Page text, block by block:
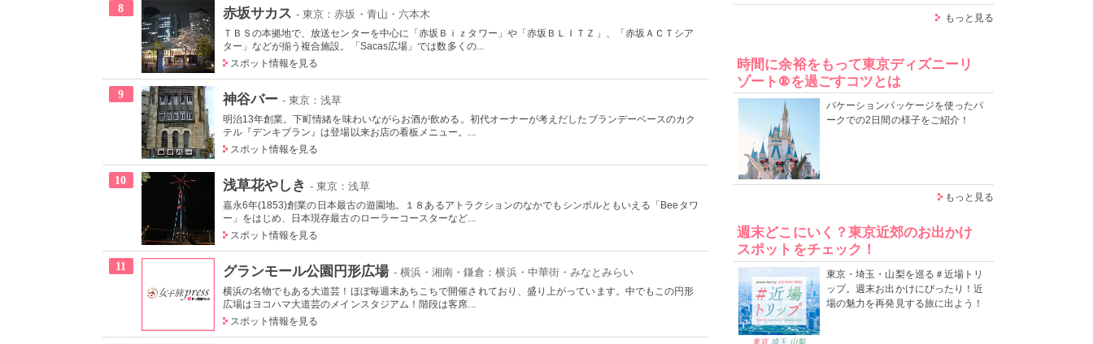
8 赤坂サカス - 東京：赤坂・青山・六本木
ＴＢＳの本拠地で、放送センターを中心に「赤坂Ｂｉｚタワー」や「赤坂ＢＬＩＴＺ」、「赤坂ＡＣＴシア
ター」などが揃う複合施設。「Sacas広場」では数多くの...
スポット情報を見る
9 神谷バー - 東京：浅草
明治13年創業。下町情緒を味わいながらお酒が飲める。初代オーナーが考えだしたブランデーベースのカク
テル『デンキブラン』は登場以来お店の看板メニュー。...
スポット情報を見る
10 浅草花やしき - 東京：浅草
嘉永6年(1853)創業の日本最古の遊園地。１８あるアトラクションのなかでもシンボルともいえる「Beeタワ
ー」をはじめ、日本現存最古のローラーコースターなど...
スポット情報を見る
11 グランモール公園円形広場 - 横浜・湘南・鎌倉：横浜・中華街・みなとみらい
横浜の名物でもある大道芸！ほぼ毎週末あちこちで開催されており、盛り上がっています。中でもこの円形
広場はヨコハマ大道芸のメインスタジアム！階段は客席...
スポット情報を見る
もっと見る
時間に余裕をもって東京ディズニーリ
ゾート®を過ごすコツとは
バケーションパッケージを使ったパ
ークでの2日間の様子をご紹介！
もっと見る
週末どこにいく？東京近郊のお出かけ
スポットをチェック！
東京・埼玉・山梨を巡る＃近場トリ
ップ。週末お出かけにぴったり！近
場の魅力を再発見する旅に出よう！